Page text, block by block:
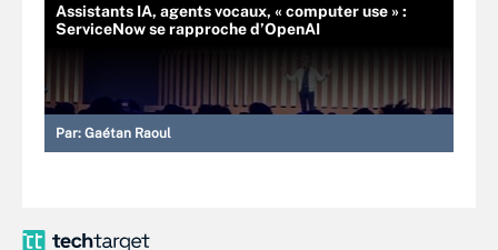
Assistants IA, agents vocaux, « computer use » :
ServiceNow se rapproche d’OpenAI
Par: Gaétan Raoul